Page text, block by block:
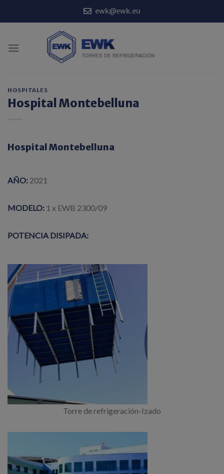
ewk@ewk.eu
HOSPITALES
Hospital Montebelluna
Hospital Montebelluna
AÑO: 2021
MODELO: 1 x EWB 2300/09
POTENCIA DISIPADA:
Torre de refrigeración-Izado